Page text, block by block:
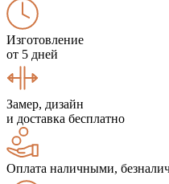
Изготовление
от 5 дней
Замер, дизайн
и доставка бесплатно
Оплата наличными,